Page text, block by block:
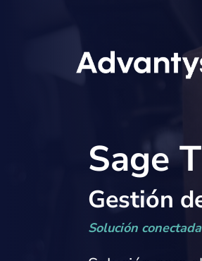
Sage
Gestión
Solución conectada